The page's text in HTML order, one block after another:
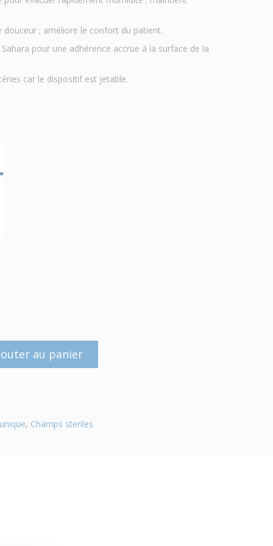
douceur ; améliore le confort du patient.
pour une adhérence accrue à la surface de la
car le dispositif est jetable.
au panier
, Champs steriles